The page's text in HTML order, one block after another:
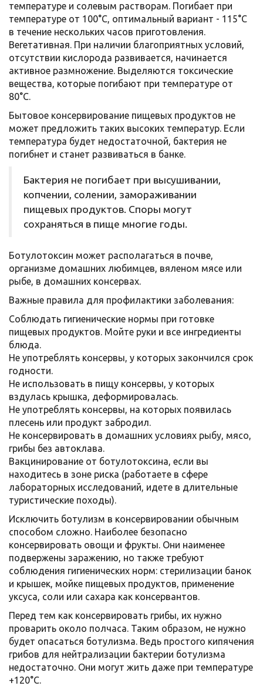
температуре и солевым растворам. Погибает при
температуре от 100°С, оптимальный вариант - 115°С
в течение нескольких часов приготовления.
Вегетативная. При наличии благоприятных условий,
отсутствии кислорода развивается, начинается
активное размножение. Выделяются токсические
вещества, которые погибают при температуре от
80°С.
Бытовое консервирование пищевых продуктов не
может предложить таких высоких температур. Если
температура будет недостаточной, бактерия не
погибнет и станет развиваться в банке.
Бактерия не погибает при высушивании,
копчении, солении, замораживании
пищевых продуктов. Споры могут
сохраняться в пище многие годы.
Ботулотоксин может располагаться в почве,
организме домашних любимцев, вяленом мясе или
рыбе, в домашних консервах.
Важные правила для профилактики заболевания:
Соблюдать гигиенические нормы при готовке
пищевых продуктов. Мойте руки и все ингредиенты
блюда.
Не употреблять консервы, у которых закончился срок
годности.
Не использовать в пищу консервы, у которых
вздулась крышка, деформировалась.
Не употреблять консервы, на которых появилась
плесень или продукт забродил.
Не консервировать в домашних условиях рыбу, мясо,
грибы без автоклава.
Вакцинирование от ботулотоксина, если вы
находитесь в зоне риска (работаете в сфере
лабораторных исследований, идете в длительные
туристические походы).
Исключить ботулизм в консервировании обычным
способом сложно. Наиболее безопасно
консервировать овощи и фрукты. Они наименее
подвержены заражению, но также требуют
соблюдения гигиенических норм: стерилизации банок
и крышек, мойке пищевых продуктов, применение
уксуса, соли или сахара как консервантов.
Перед тем как консервировать грибы, их нужно
проварить около полчаса. Таким образом, не нужно
будет опасаться ботулизма. Ведь простого кипячения
грибов для нейтрализации бактерии ботулизма
недостаточно. Они могут жить даже при температуре
+120°C.